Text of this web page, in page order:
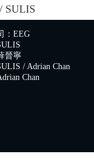
/ SULIS
：EEG
晉寧
/ Adrian Chan
Chan